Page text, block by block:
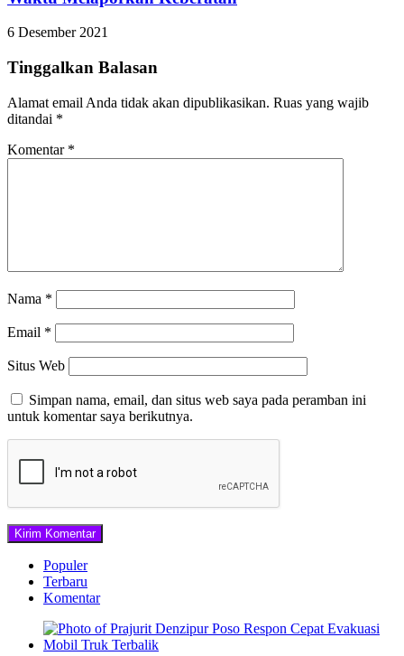
6 Desember 2021
Tinggalkan Balasan
Alamat email Anda tidak akan dipublikasikan. Ruas yang wajib
ditandai *
Komentar *
Nama *
Email *
Situs Web
Simpan nama, email, dan situs web saya pada peramban ini
untuk komentar saya berikutnya.
Populer
Terbaru
Komentar